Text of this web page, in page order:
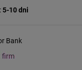
5-10 dni
Bank
firm